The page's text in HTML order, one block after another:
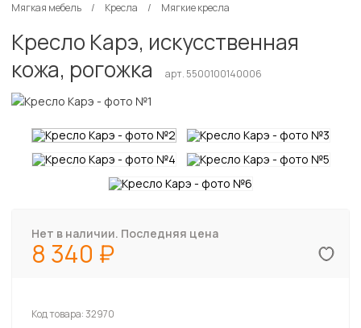
Мягкая мебель
Кресла Мягкие кресла
Кресло Карэ, искусственная
кожа, рогожка
арт. 5500100140006
Нет в наличии. Последняя цена
8 340
Код товара:32970